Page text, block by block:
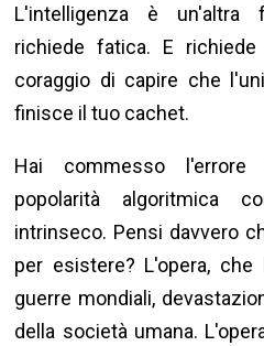
L'intelligenza è un'altra
richiede fatica. E
coraggio di capire che
finisce il tuo cachet.
Hai commesso l'errore
popolarità algoritmica
intrinseco. Pensi davvero
per esistere? L'opera, che
guerre mondiali,
della società umana.